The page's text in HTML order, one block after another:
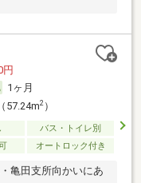
円
1ヶ月
57.24m2）
バス・トイレ別
オートロック付き
亀田支所向かいにあ